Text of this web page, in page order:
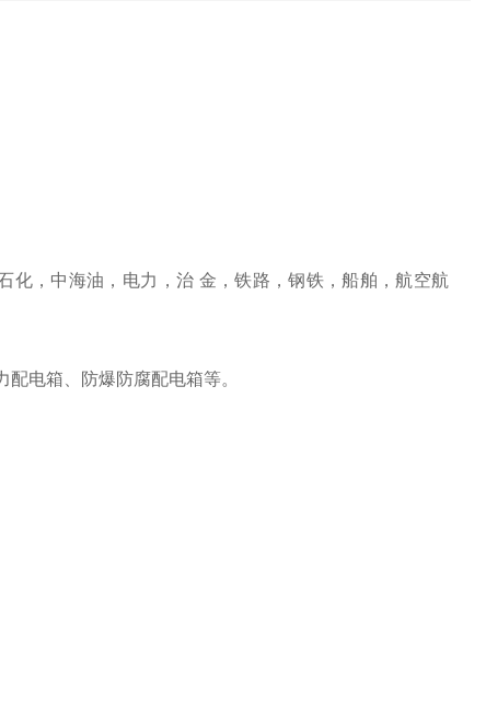
化，中海油，电力，治 金，铁路，钢铁，船舶，航空航
电箱、防爆防腐配电箱等。